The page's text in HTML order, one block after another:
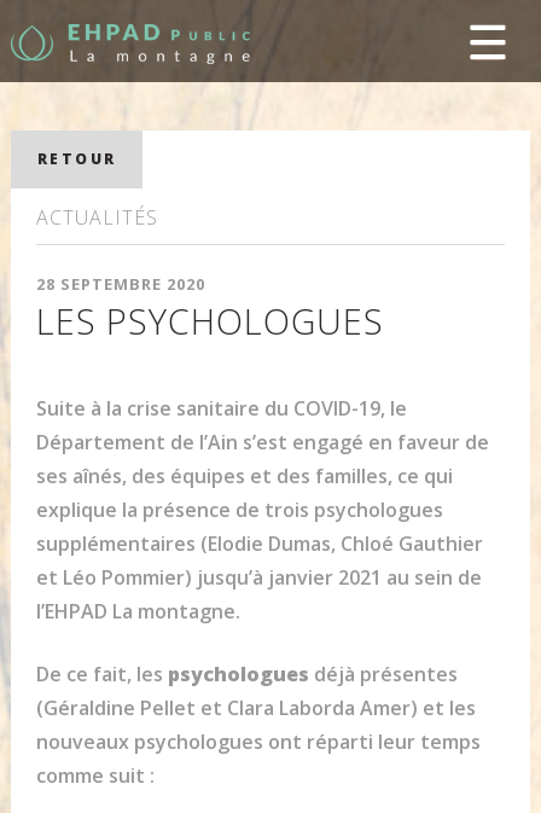
RETOUR
ACTUALITÉS
28 SEPTEMBRE 2020
LES PSYCHOLOGUES
Suite à la crise sanitaire du COVID-19, le
Département de l’Ain s’est engagé en faveur de
ses aînés, des équipes et des familles, ce qui
explique la présence de trois psychologues
supplémentaires (Elodie Dumas, Chloé Gauthier
et Léo Pommier) jusqu’à janvier 2021 au sein de
l’EHPAD La montagne.
De ce fait, les psychologues déjà présentes
(Géraldine Pellet et Clara Laborda Amer) et les
nouveaux psychologues ont réparti leur temps
comme suit :